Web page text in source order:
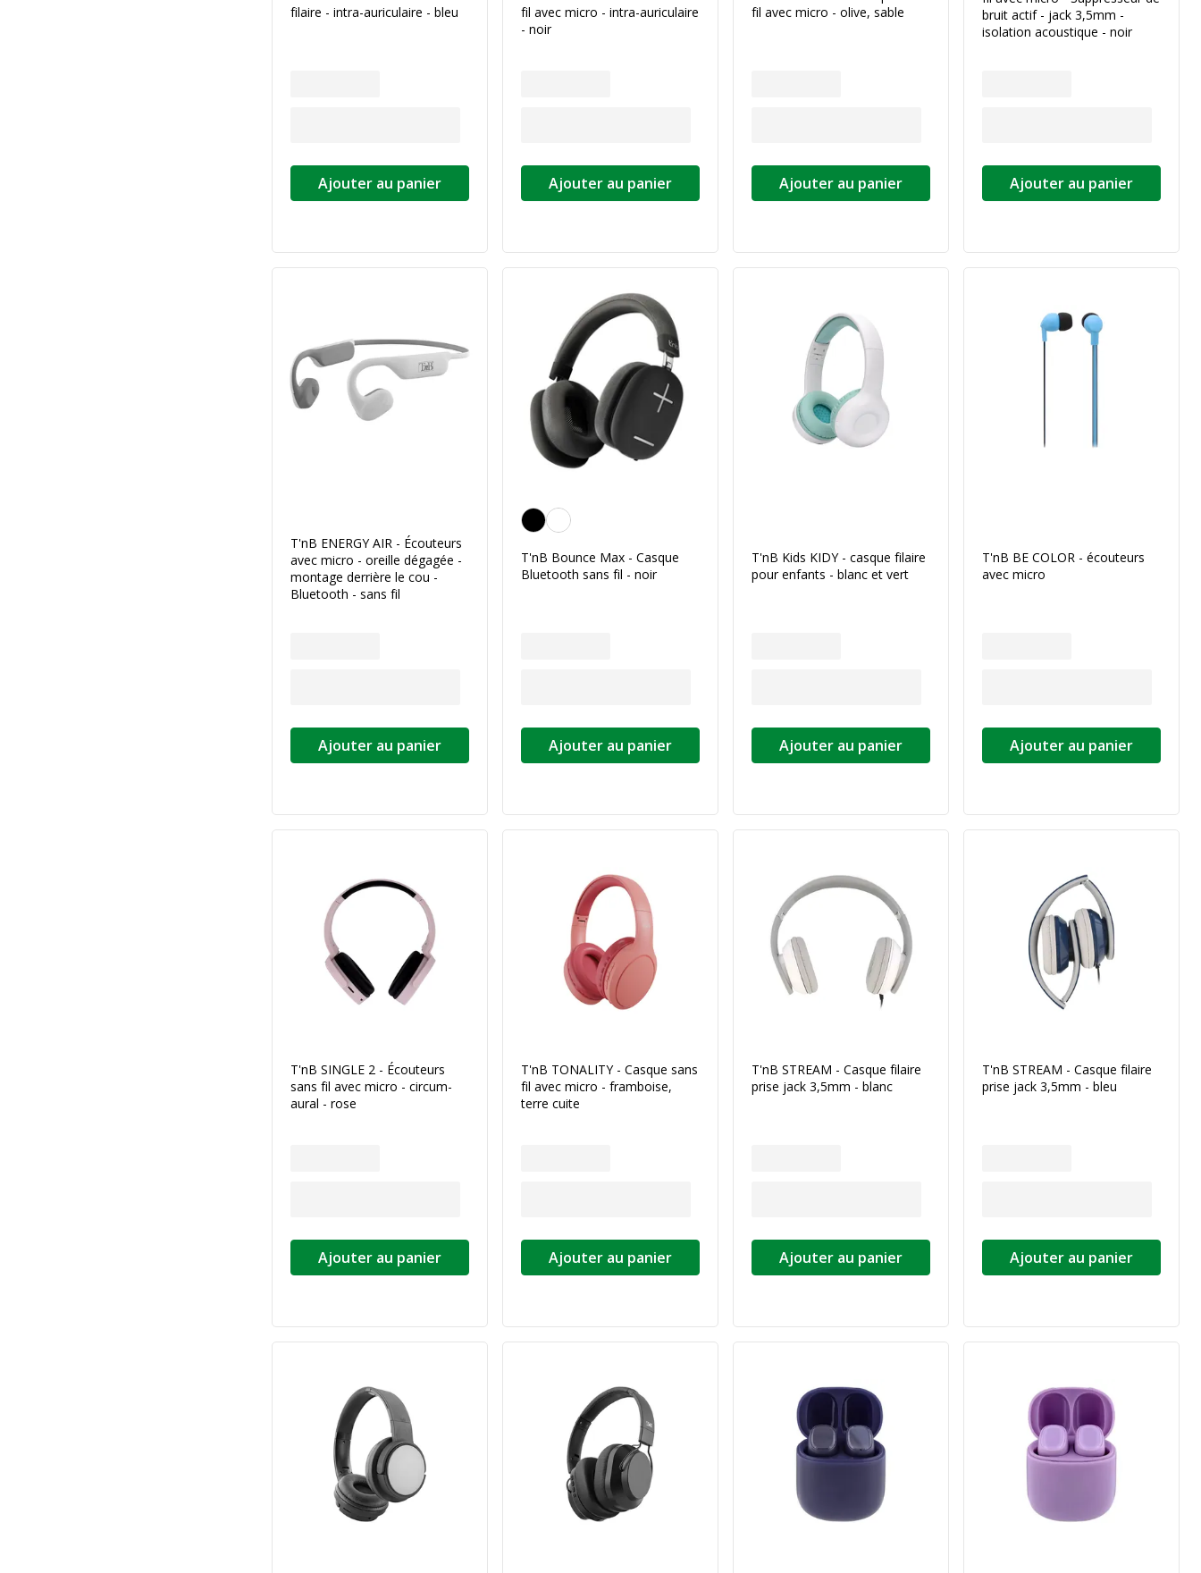
filaire - intra-auriculaire - bleu
Ajouter au panier
fil avec micro - intra-auriculaire
- noir
Ajouter au panier
fil avec micro - olive, sable
Ajouter au panier
bruit actif - jack 3,5mm -
isolation acoustique - noir
Ajouter au panier
T'nB ENERGY AIR - Écouteurs
avec micro - oreille dégagée -
montage derrière le cou -
Bluetooth - sans fil
Ajouter au panier
Noir
T'nB Bounce Max - Casque
Bluetooth sans fil - noir
Ajouter au panier
T'nB Kids KIDY - casque filaire
pour enfants - blanc et vert
Ajouter au panier
T'nB BE COLOR - écouteurs
avec micro
Ajouter au panier
T'nB SINGLE 2 - Écouteurs
sans fil avec micro - circum-
aural - rose
Ajouter au panier
T'nB TONALITY - Casque sans
fil avec micro - framboise,
terre cuite
Ajouter au panier
T'nB STREAM - Casque filaire
prise jack 3,5mm - blanc
Ajouter au panier
T'nB STREAM - Casque filaire
prise jack 3,5mm - bleu
Ajouter au panier